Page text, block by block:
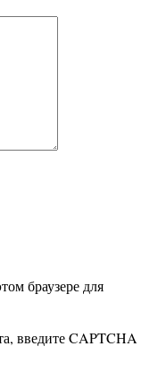
браузере для
введите CAPTCHA